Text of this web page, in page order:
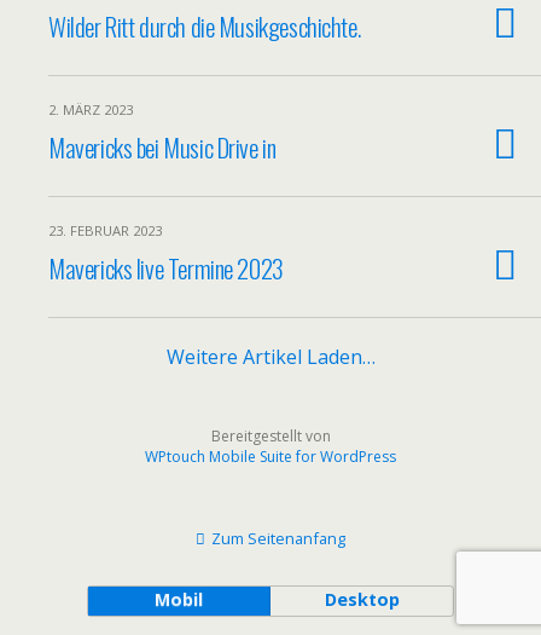
Wilder Ritt durch die Musikgeschichte.
2. MÄRZ 2023
Mavericks bei Music Drive in
23. FEBRUAR 2023
Mavericks live Termine 2023
Weitere Artikel Laden…
Bereitgestellt von
WPtouch Mobile Suite for WordPress
Zum Seitenanfang
Mobil Desktop